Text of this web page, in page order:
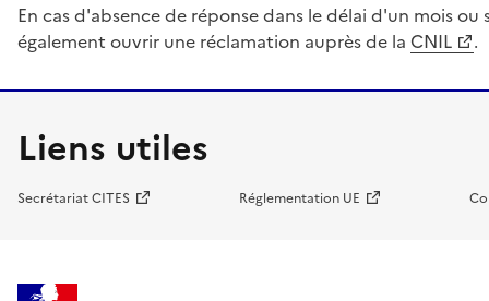
En cas d'absence de réponse dans le délai d'un mois
également ouvrir une réclamation auprès de la CNIL .
Liens utiles
Secrétariat CITES Réglementation UE